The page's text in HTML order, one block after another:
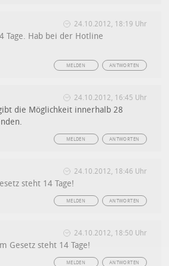
24.10.2012, 18:19 Uhr
Tage. Hab bei der Hotline
ANTWORTEN
MELDEN
24.10.2012, 16:45 Uhr
die Möglichkeit innerhalb 28
ANTWORTEN
MELDEN
24.10.2012, 18:46 Uhr
steht 14 Tage!
ANTWORTEN
MELDEN
24.10.2012, 18:50 Uhr
Gesetz steht 14 Tage!
ANTWORTEN
MELDEN